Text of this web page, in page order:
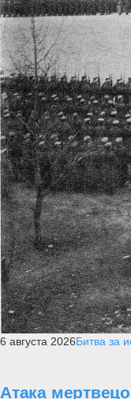
6 августа 2026Битва за
Атака